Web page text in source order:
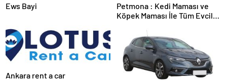
Ews Bayi
Petmona : Kedi Maması ve
Köpek Maması İle Tüm Evcil
Ankara rent a car